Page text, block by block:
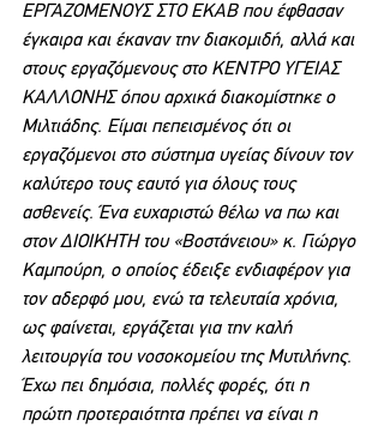
ΕΡΓΑΖΟΜΕΝΟΥΣ ΣΤΟ ΕΚΑΒ που έφθασαν
έγκαιρα και έκαναν την διακομιδή, αλλά και
στους εργαζόμενους στο ΚΕΝΤΡΟ ΥΓΕΙΑΣ
ΚΑΛΛΟΝΗΣ όπου αρχικά διακομίστηκε ο
Μιλτιάδης. Είμαι πεπεισμένος ότι οι
εργαζόμενοι στο σύστημα υγείας δίνουν τον
καλύτερο τους εαυτό για όλους τους
ασθενείς. Ένα ευχαριστώ θέλω να πω και
στον ΔΙΟΙΚΗΤΗ του «Βοστάνειου» κ. Γιώργο
Καμπούρη, ο οποίος έδειξε ενδιαφέρον για
τον αδερφό μου, ενώ τα τελευταία χρόνια,
ως φαίνεται, εργάζεται για την καλή
λειτουργία του νοσοκομείου της Μυτιλήνης.
Έχω πει δημόσια, πολλές φορές, ότι η
πρώτη προτεραιότητα πρέπει να είναι η